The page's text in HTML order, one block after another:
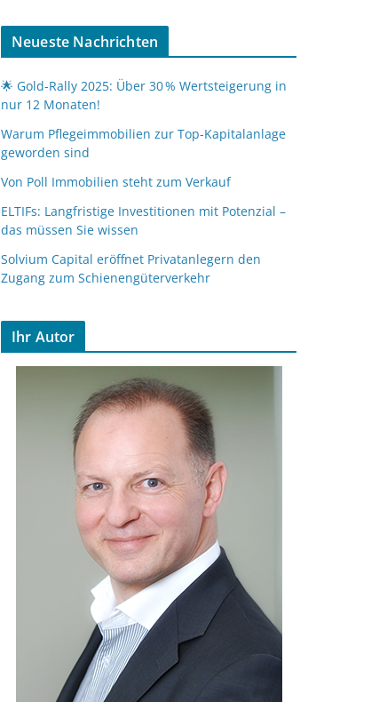
Neueste Nachrichten
🌟 Gold-Rally 2025: Über 30 % Wertsteigerung in
nur 12 Monaten!
Warum Pflegeimmobilien zur Top-Kapitalanlage
geworden sind
Von Poll Immobilien steht zum Verkauf
ELTIFs: Langfristige Investitionen mit Potenzial –
das müssen Sie wissen
Solvium Capital eröffnet Privatanlegern den
Zugang zum Schienengüterverkehr
Ihr Autor